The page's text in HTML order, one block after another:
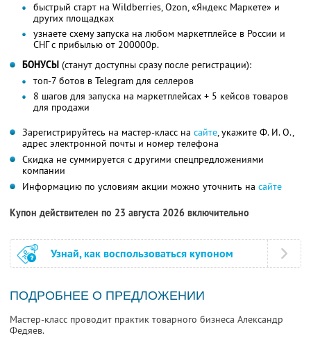
быстрый старт на Wildberries, Ozon, «Яндекс Маркете» и
других площадках
узнаете схему запуска на любом маркетплейсе в России и
СНГ с прибылью от 200000р.
БОНУСЫ (станут доступны сразу после регистрации):
топ-7 ботов в Telegram для селлеров
8 шагов для запуска на маркетплейсах + 5 кейсов товаров
для продажи
Зарегистрируйтесь на мастер-класс на сайте, укажите Ф. И. О.,
адрес электронной почты и номер телефона
Скидка не суммируется с другими спецпредложениями
компании
Информацию по условиям акции можно уточнить на сайте
Купон действителен по 23 августа 2026 включительно
Узнай, как воспользоваться купоном
ПОДРОБНЕЕ О ПРЕДЛОЖЕНИИ
Мастер-класс проводит практик товарного бизнеса Александр
Федяев.